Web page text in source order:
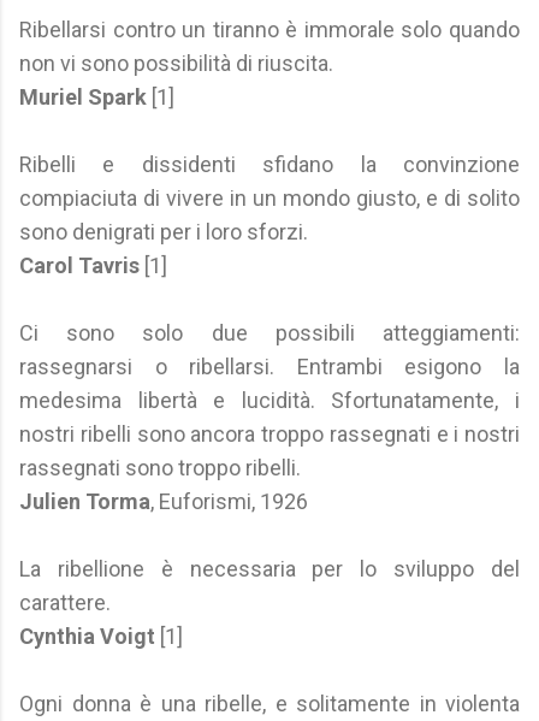
Ribellarsi contro un tiranno è immorale solo quando
non vi sono possibilità di riuscita.
Muriel Spark [1]
Ribelli e dissidenti sfidano la convinzione
compiaciuta di vivere in un mondo giusto, e di solito
sono denigrati per i loro sforzi.
Carol Tavris [1]
Ci sono solo due possibili atteggiamenti:
rassegnarsi o ribellarsi. Entrambi esigono la
medesima libertà e lucidità. Sfortunatamente, i
nostri ribelli sono ancora troppo rassegnati e i nostri
rassegnati sono troppo ribelli.
Julien Torma, Euforismi, 1926
La ribellione è necessaria per lo sviluppo del
carattere.
Cynthia Voigt [1]
Ogni donna è una ribelle, e solitamente in violenta